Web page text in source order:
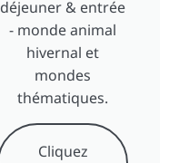
déjeuner & entrée
- monde animal
hivernal et
mondes
thématiques.
Cliquez